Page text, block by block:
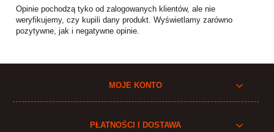
Opinie pochodzą tyko od zalogowanych klientów, ale nie
weryfikujemy, czy kupili dany produkt. Wyświetlamy zarówno
pozytywne, jak i negatywne opinie.
MOJE KONTO
PŁATNOŚCI I DOSTAWA